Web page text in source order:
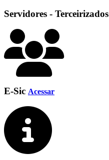
Servidores - Terceirizados
E-Sic Acessar